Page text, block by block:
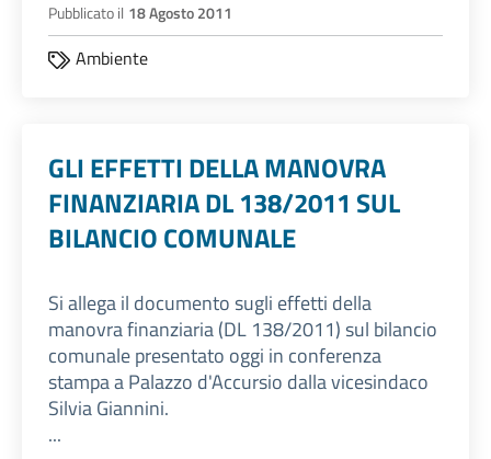
Pubblicato il 18 Agosto 2011
Ambiente
GLI EFFETTI DELLA MANOVRA
FINANZIARIA DL 138/2011 SUL
BILANCIO COMUNALE
Si allega il documento sugli effetti della
manovra finanziaria (DL 138/2011) sul bilancio
comunale presentato oggi in conferenza
stampa a Palazzo d'Accursio dalla vicesindaco
Silvia Giannini.
...